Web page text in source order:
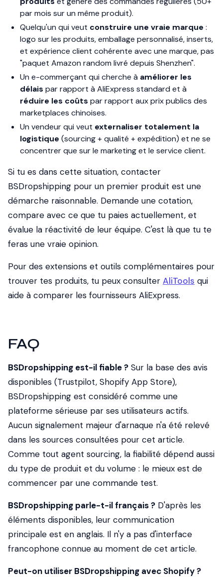
par mois sur un même produit).
Quelqu'un qui veut construire une vraie marque :
logo sur les produits, emballage personnalisé, inserts,
et expérience client cohérente avec une marque, pas
"paquet Amazon random livré depuis Shenzhen".
Un e-commerçant qui cherche à améliorer les
délais par rapport à AliExpress standard et à
réduire les coûts par rapport aux prix publics des
marketplaces chinoises.
Un vendeur qui veut externaliser totalement la
logistique (sourcing + qualité + expédition) et ne se
concentrer que sur le marketing et le service client.
Si tu es dans cette situation, contacter
BSDropshipping pour un premier produit est une
démarche raisonnable. Demande une cotation,
compare avec ce que tu paies actuellement, et
évalue la réactivité de leur équipe. C'est là que tu te
feras une vraie opinion.
Pour des extensions et outils complémentaires pour
trouver tes produits, tu peux consulter AliTools qui
aide à comparer les fournisseurs AliExpress.
FAQ
BSDropshipping est-il fiable ? Sur la base des avis
disponibles (Trustpilot, Shopify App Store),
BSDropshipping est considéré comme une
plateforme sérieuse par ses utilisateurs actifs.
Aucun signalement majeur d'arnaque n'a été relevé
dans les sources consultées pour cet article.
Comme tout agent sourcing, la fiabilité dépend aussi
du type de produit et du volume : le mieux est de
commencer par une commande test.
BSDropshipping parle-t-il français ? D'après les
éléments disponibles, leur communication
principale est en anglais. Il n'y a pas d'interface
francophone connue au moment de cet article.
Peut-on utiliser BSDropshipping avec Shopify ?